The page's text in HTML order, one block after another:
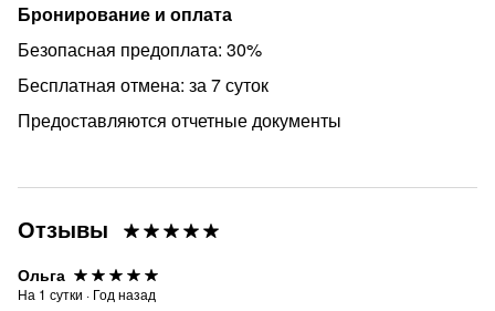
Бронирование и оплата
Безопасная предоплата: 30%
Бесплатная отмена: за 7 суток
Предоставляются отчетные документы
Отзывы
Ольга
На 1 сутки · Год назад